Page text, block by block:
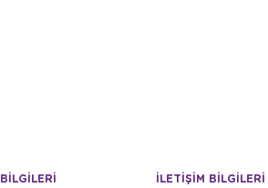
İLETİŞİM BİLGİLERİ